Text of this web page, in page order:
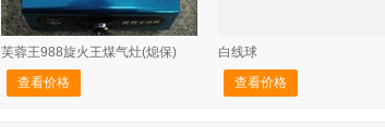
芙蓉王988旋火王煤气灶(熄保)
查看价格
白线球
查看价格